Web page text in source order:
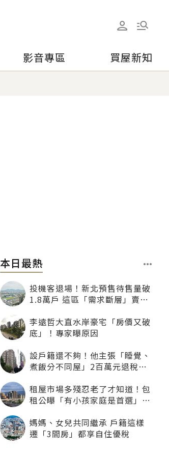
影音專區 買屋新知
本日最熱
投機客退場！新北預售待售量破
1.8萬戶 這區「需求斷層」賣壓
李遠哲大直水岸豪宅「房價又破
底」！專家曝原因
設戶籍還不夠！他主張「睡覺、
煮飯分不同屋」2百萬元退稅照
租屋市場多殘忍老了才知道！包
租公曝「有小孩家庭是首選」：
媽媽、女兒共同繼承 戶籍這樣
遷「3間房」都享自住優稅